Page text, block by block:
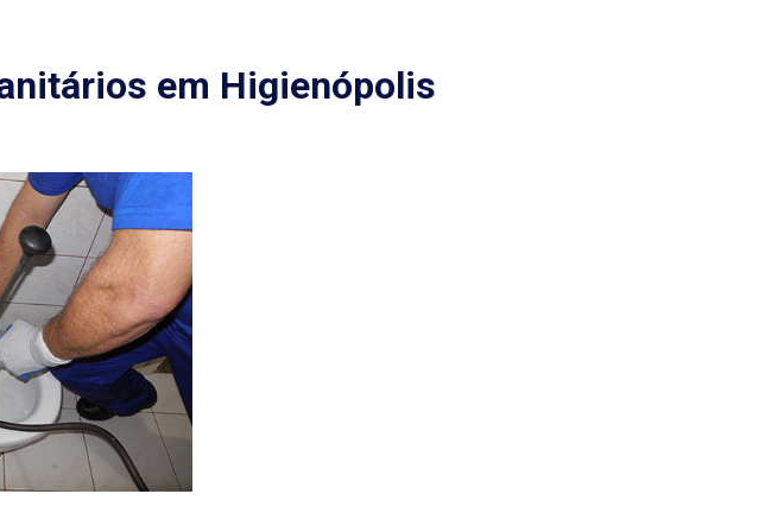
em Higienópolis